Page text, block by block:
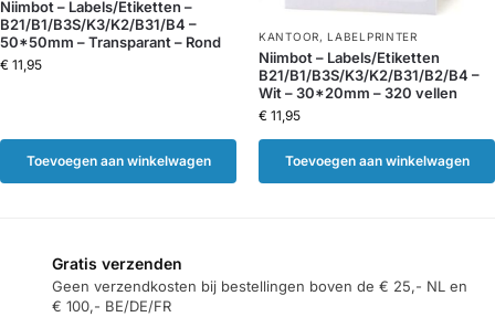
Niimbot – Labels/Etiketten –
B21/B1/B3S/K3/K2/B31/B4 –
50*50mm – Transparant – Rond
€ 11,95
Toevoegen aan winkelwagen
KANTOOR,LABELPRINTER
Niimbot – Labels/Etiketten
B21/B1/B3S/K3/K2/B31/B2/B4 –
Wit – 30*20mm – 320 vellen
€ 11,95
Toevoegen aan winkelwagen
Gratis verzenden
Geen verzendkosten bij bestellingen boven de € 25,- NL en
€ 100,- BE/DE/FR